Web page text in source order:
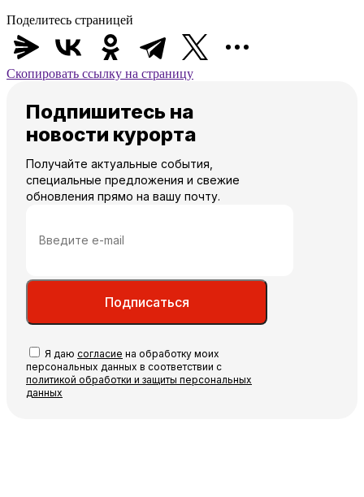
Поделитесь страницей
Скопировать ссылку на страницу
Подпишитесь на
новости курорта
Получайте актуальные события,
специальные предложения и свежие
обновления прямо на вашу почту.
Подписаться
Я даю согласие на обработку моих
персональных данных в соответствии с
политикой обработки и защиты персональных
данных